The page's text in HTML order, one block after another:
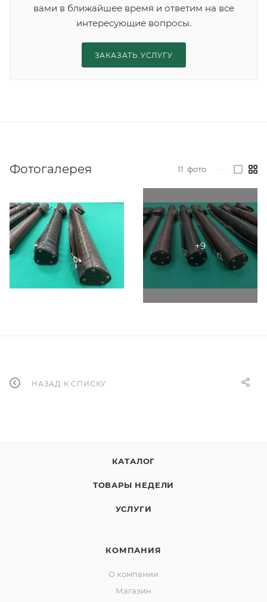
вами в ближайшее время и ответим на все
интересующие вопросы.
ЗАКАЗАТЬ УСЛУГУ
Фотогалерея 11 фото
НАЗАД К СПИСКУ
КАТАЛОГ
ТОВАРЫ НЕДЕЛИ
УСЛУГИ
КОМПАНИЯ
О компании
Магазин